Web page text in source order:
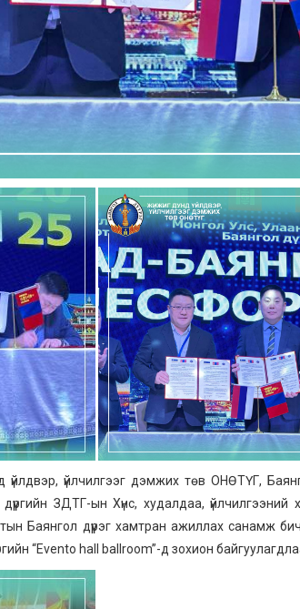
үйлдвэр, үйлчилгээг дэмжих төв ОНӨТҮГ,
ЗДТГ-ын Хүнс, худалдаа,
Баянгол дүүрэг хамтран ажиллах санамж
“Evento hall ballroom”-д зохион